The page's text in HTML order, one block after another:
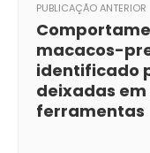
PUBLICAÇÃO ANTERIOR
macacos-
identificado
deixadas em
ferramentas